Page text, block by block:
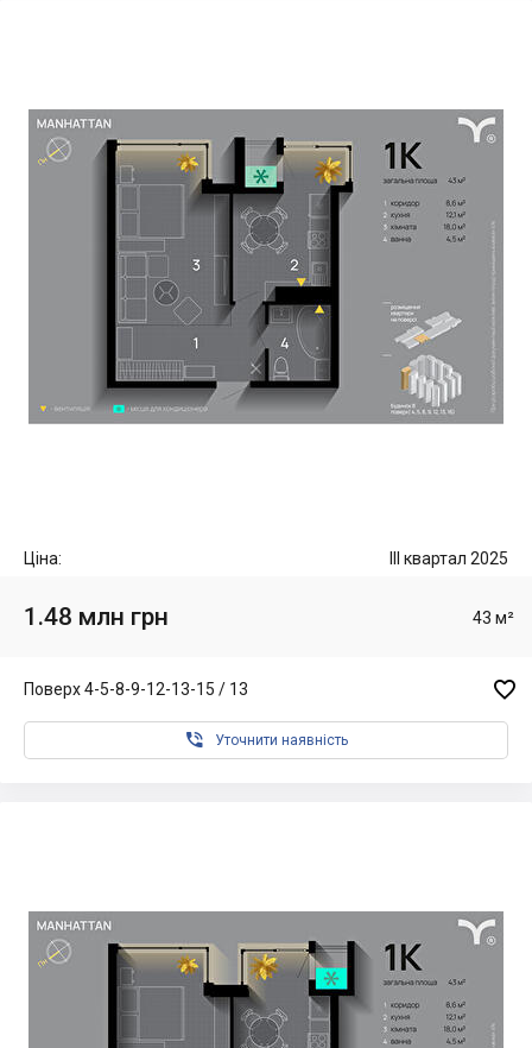
Ціна: III квартал 2025
1.48 млн грн 43 м²
Поверх 4-5-8-9-12-13-15 / 13 
 Уточнити наявність